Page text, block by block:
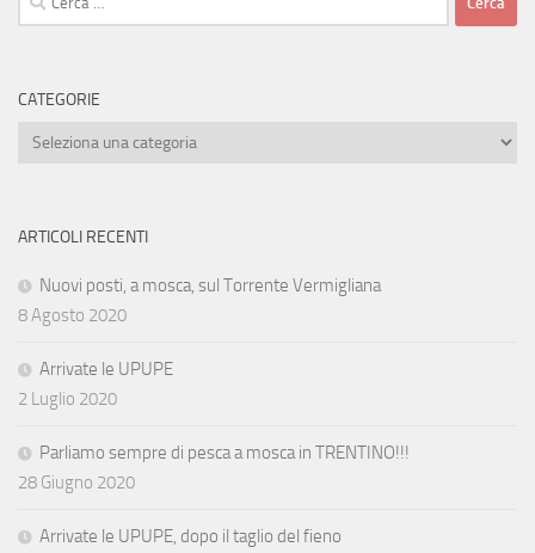
per:
CATEGORIE
Categorie
ARTICOLI RECENTI
Nuovi posti, a mosca, sul Torrente Vermigliana
8 Agosto 2020
Arrivate le UPUPE
2 Luglio 2020
Parliamo sempre di pesca a mosca in TRENTINO!!!
28 Giugno 2020
Arrivate le UPUPE, dopo il taglio del fieno